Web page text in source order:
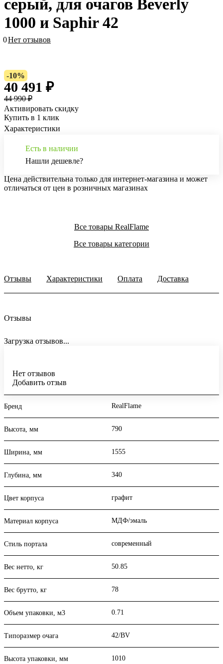
серый, для очагов Beverly
1000 и Saphir 42
0Нет отзывов
-10%
40 491 ₽
44 990 ₽
Активировать скидку
Купить в 1 клик
Характеристики
Есть в наличии
Нашли дешевле?
Цена действительна только для интернет-магазина и может
отличаться от цен в розничных магазинах
Все товары RealFlame
Все товары категории
Отзывы Характеристики Оплата Доставка
Отзывы
Загрузка отзывов...
Нет отзывов
Добавить отзыв
Бренд RealFlame
Высота, мм 790
Ширина, мм 1555
Глубина, мм 340
Цвет корпуса графит
Материал корпуса МДФ/эмаль
Стиль портала современный
Вес нетто, кг 50.85
Вес брутто, кг 78
Объем упаковки, м3 0.71
Типоразмер очага 42/BV
Высота упаковки, мм 1010